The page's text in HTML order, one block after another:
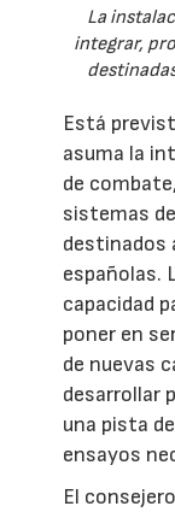
La
integrar,
Está
asuma la
de
sistemas
destinados
españolas.
capacidad
poner en
de nuevas
desarrollar
una pista
ensayos
El